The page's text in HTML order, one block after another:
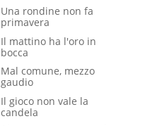
Una rondine non fa
primavera
Il mattino ha l'oro in
bocca
Mal comune, mezzo
gaudio
Il gioco non vale la
candela